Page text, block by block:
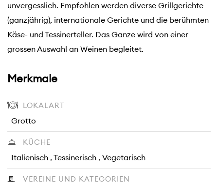
unvergesslich. Empfohlen werden diverse Grillgerichte
(ganzjährig), internationale Gerichte und die berühmten
Käse- und Tessinerteller. Das Ganze wird von einer
grossen Auswahl an Weinen begleitet.
Merkmale
LOKALART
Grotto
KÜCHE
Italienisch , Tessinerisch , Vegetarisch
VEREINE UND KATEGORIEN